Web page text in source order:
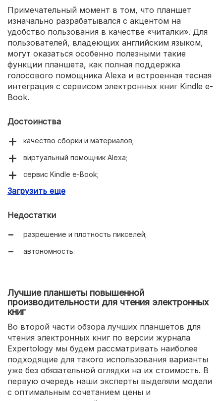
Примечательный момент в том, что планшет
изначально разрабатывался с акцентом на
удобство пользования в качестве «читалки». Для
пользователей, владеющих английским языком,
могут оказаться особенно полезными такие
функции планшета, как полная поддержка
голосового помощника Alexa и встроенная тесная
интеграция с сервисом электронных книг Kindle e-
Book.
Достоинства
качество сборки и материалов;
виртуальный помощник Alexa;
сервис Kindle e-Book;
стекло Gorilla Glass;
Загрузить еще
Недостатки
разрешение и плотность пикселей;
автономность.
Лучшие планшеты повышенной
производительности для чтения электронных
книг
Во второй части обзора лучших планшетов для
чтения электронных книг по версии журнала
Expertology мы будем рассматривать наиболее
подходящие для такого использования варианты
уже без обязательной оглядки на их стоимость. В
первую очередь наши эксперты выделяли модели
с оптимальным сочетанием цены и